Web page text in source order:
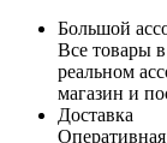
Большой
Все товары
реальном
магазин и
Доставка